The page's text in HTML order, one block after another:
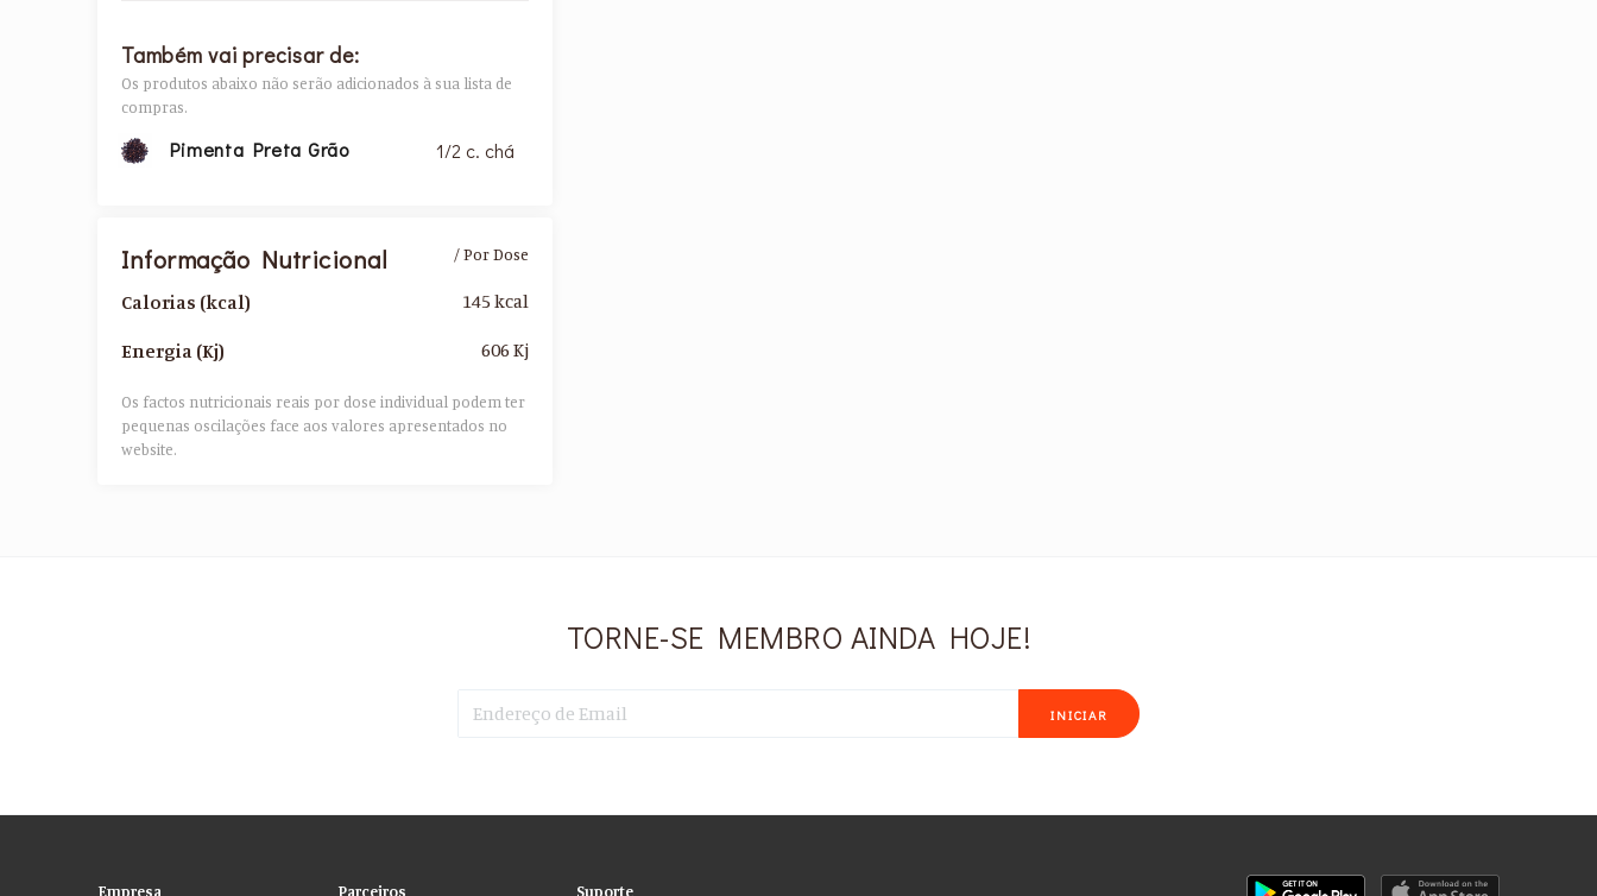
Também vai precisar de:
Os produtos abaixo não serão adicionados à sua lista de
compras.
Pimenta Preta Grão 1/2 c. chá
Informação Nutricional
Calorias (kcal)
Energia (Kj)
/ Por Dose
145 kcal
606 Kj
Os factos nutricionais reais por dose individual podem ter
pequenas oscilações face aos valores apresentados no
website.​
TORNE-SE MEMBRO AINDA HOJE!
INICIAR
Empresa Parceiros Suporte